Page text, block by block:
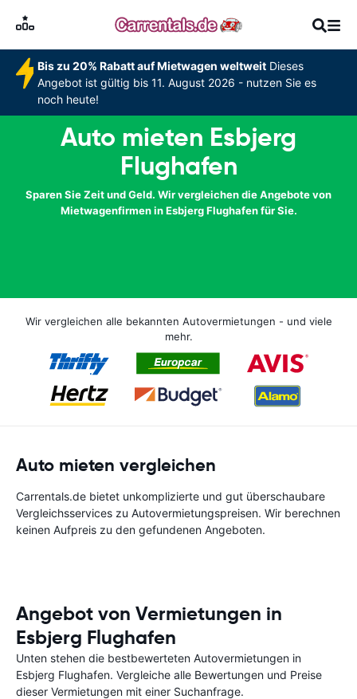
Bis zu 20% Rabatt auf Mietwagen weltweitDieses
Angebot ist gültig bis 11. August 2026 - nutzen Sie es
noch heute!
Auto mieten Esbjerg
Flughafen
Sparen Sie Zeit und Geld. Wir vergleichen die Angebote von
Mietwagenfirmen in Esbjerg Flughafen für Sie.
Wir vergleichen alle bekannten Autovermietungen - und viele
mehr.
Auto mieten vergleichen
Carrentals.de bietet unkomplizierte und gut überschaubare
Vergleichsservices zu Autovermietungspreisen. Wir berechnen
keinen Aufpreis zu den gefundenen Angeboten.
Angebot von Vermietungen in
Esbjerg Flughafen
Unten stehen die bestbewerteten Autovermietungen in
Esbjerg Flughafen. Vergleiche alle Bewertungen und Preise
dieser Vermietungen mit einer Suchanfrage.